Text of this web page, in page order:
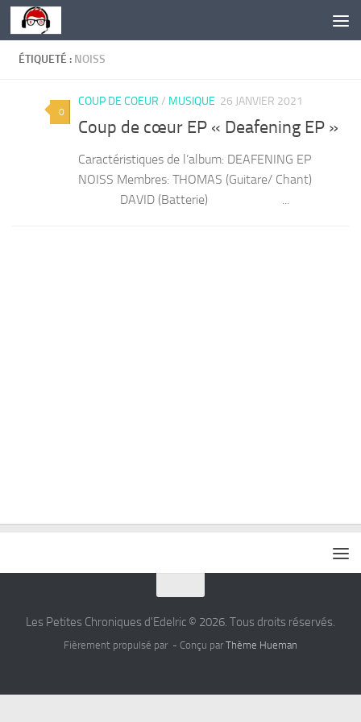
Skip to content
ÉTIQUETÉ : NOISS
0
COUP DE COEUR / MUSIQUE 26 JANVIER 2021
Coup de cœur EP « Deafening EP »
Caractéristiques de l’album: DEAFENING EP
NOISS Membres: THOMAS (Guitare/ Chant)
DAVID (Batterie) ...
Les Petites Chroniques d'Edelric © 2026. Tous droits réservés.
Fièrement propulsé par - Conçu par Thème Hueman